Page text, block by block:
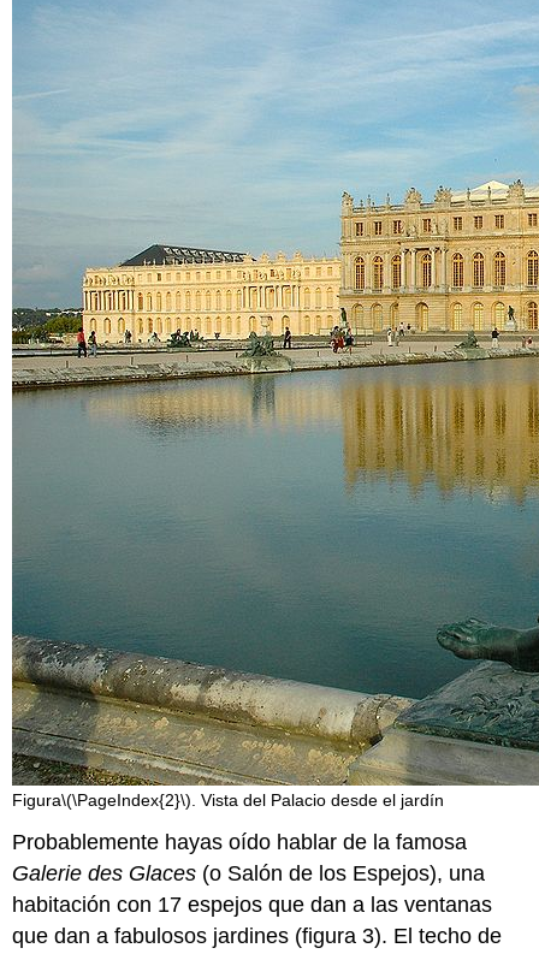
Figura\(\PageIndex{2}\) . Vista del Palacio desde el jardín
Probablemente hayas oído hablar de la famosa
Galerie des Glaces (o Salón de los Espejos), una
habitación con 17 espejos que dan a las ventanas
que dan a fabulosos jardines (figura 3). El techo de